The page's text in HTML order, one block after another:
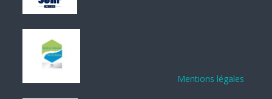
Mentions légales